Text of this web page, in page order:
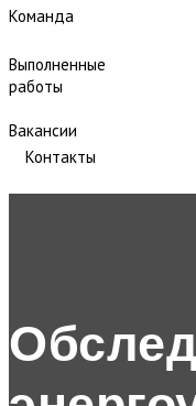
Команда
Выполненные
работы
Вакансии
Контакты